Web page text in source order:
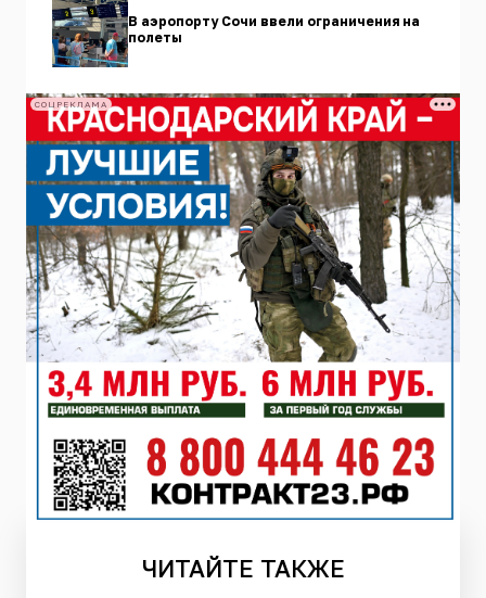
В аэропорту Сочи ввели ограничения на
полеты
СОЦРЕКЛАМА
ЧИТАЙТЕ ТАКЖЕ